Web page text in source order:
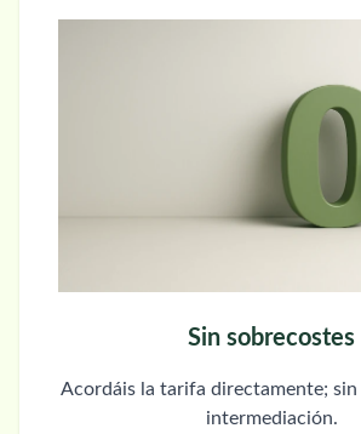
Sin sobrecostes
Acordáis la tarifa directamente; sin
intermediación.